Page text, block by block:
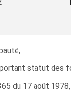
statut des
du 17 août